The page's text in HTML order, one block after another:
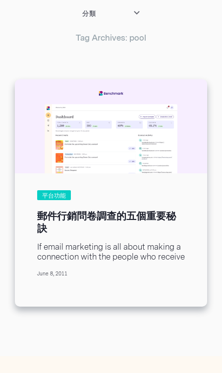
分類
Tag Archives: pool
平台功能
郵件行銷問卷調查的五個重要秘
訣
If email marketing is all about making a
connection with the people who receive
June 8, 2011